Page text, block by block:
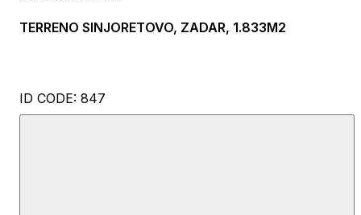
TERRENO SINJORETOVO, ZADAR, 1.833M2
ID CODE: 847